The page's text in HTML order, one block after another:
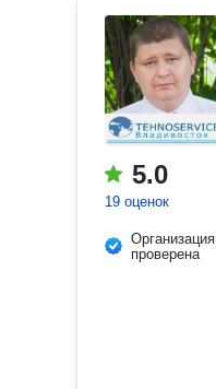
5.0
19 оценок
Организация
проверена